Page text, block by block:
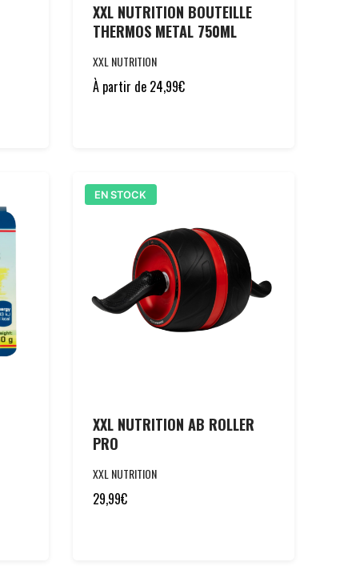
XXL NUTRITION BOUTEILLE
THERMOS METAL 750ML
XXL NUTRITION
À partir de 24,99€
EN STOCK
XXL NUTRITION AB ROLLER
PRO
XXL NUTRITION
29,99€